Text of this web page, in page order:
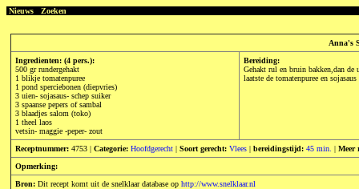
Nieuws Zoeken
Anna's
Ingredienten: (4 pers.):
500 gr rundergehakt
1 blikje tomatenpuree
1 pond sperciebonen (diepvries)
3 uien- sojasaus- schep suiker
3 spaanse pepers of sambal
3 blaadjes salom (toko)
1 theel laos
vetsin- maggie -peper- zout
Bereiding:
Gehakt rul en bruin bakken,dan de
laatste de tomatenpuree en
Receptnummer: 4753 | Categorie: Hoofdgerecht | Soort gerecht: Vlees | bereidingstijd: 45 min. | Meer
Opmerking:
Bron: Dit recept komt uit de snelklaar database op http://www.snelklaar.nl